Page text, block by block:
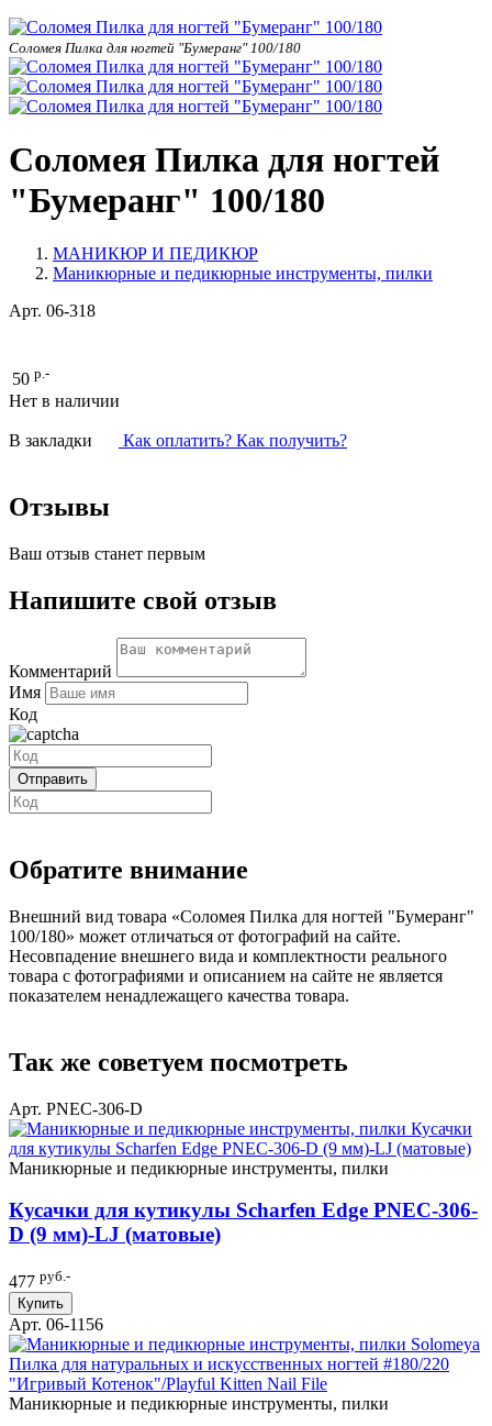
Соломея Пилка для ногтей "Бумеранг" 100/180
Соломея Пилка для ногтей
"Бумеранг" 100/180
МАНИКЮР И ПЕДИКЮР
Маникюрные и педикюрные инструменты, пилки
Арт. 06-318
50 р.-
Нет в наличии
В закладки Как оплатить? Как получить?
Отзывы
Ваш отзыв станет первым
Напишите свой отзыв
Комментарий
Имя
Код
Обратите внимание
Внешний вид товара «Соломея Пилка для ногтей "Бумеранг"
100/180» может отличаться от фотографий на сайте.
Несовпадение внешнего вида и комплектности реального
товара с фотографиями и описанием на сайте не является
показателем ненадлежащего качества товара.
Так же советуем посмотреть
Арт. PNEC-306-D
Маникюрные и педикюрные инструменты, пилки
Кусачки для кутикулы Scharfen Edge PNEC-306-
D (9 мм)-LJ (матовые)
477 руб.-
Купить
Арт. 06-1156
Маникюрные и педикюрные инструменты, пилки